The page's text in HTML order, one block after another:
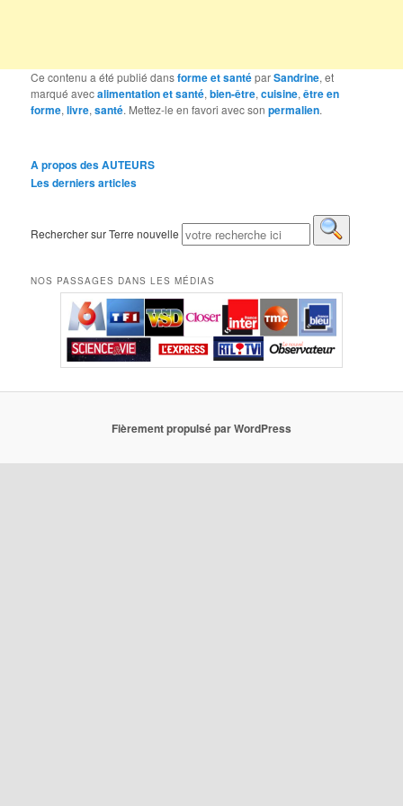
Ce contenu a été publié dansforme et santéparSandrine, et
marqué avecalimentation et santé,bien-être,cuisine,être en
forme,livre,santé. Mettez-le en favori avec sonpermalien.
A propos des AUTEURS
Les derniers articles
Rechercher sur Terre nouvelle
NOS PASSAGES DANS LES MÉDIAS
Fièrement propulsé par WordPress